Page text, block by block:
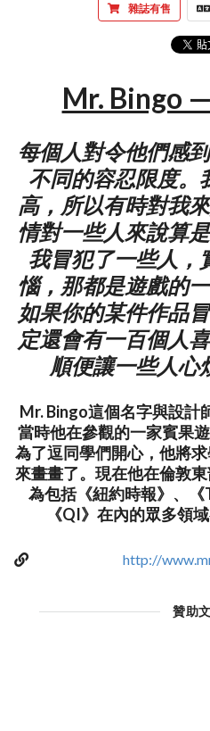
雜誌有售
Mr. Bingo
每個人對令他們感
不同的容忍限度。
高，所以有時對我
情對一些人來說算
我冒犯了一些人，
惱，那都是遊戲的
如果你的某件作品
定還會有一百個人
順便讓一些人心
Mr. Bingo這個名字與設計
當時他在參觀的一家賓果
為了逗同學們開心，他將
來畫畫了。現在他在倫敦
為包括《紐約時報》、
《QI》在內的眾多領
http://
贊助